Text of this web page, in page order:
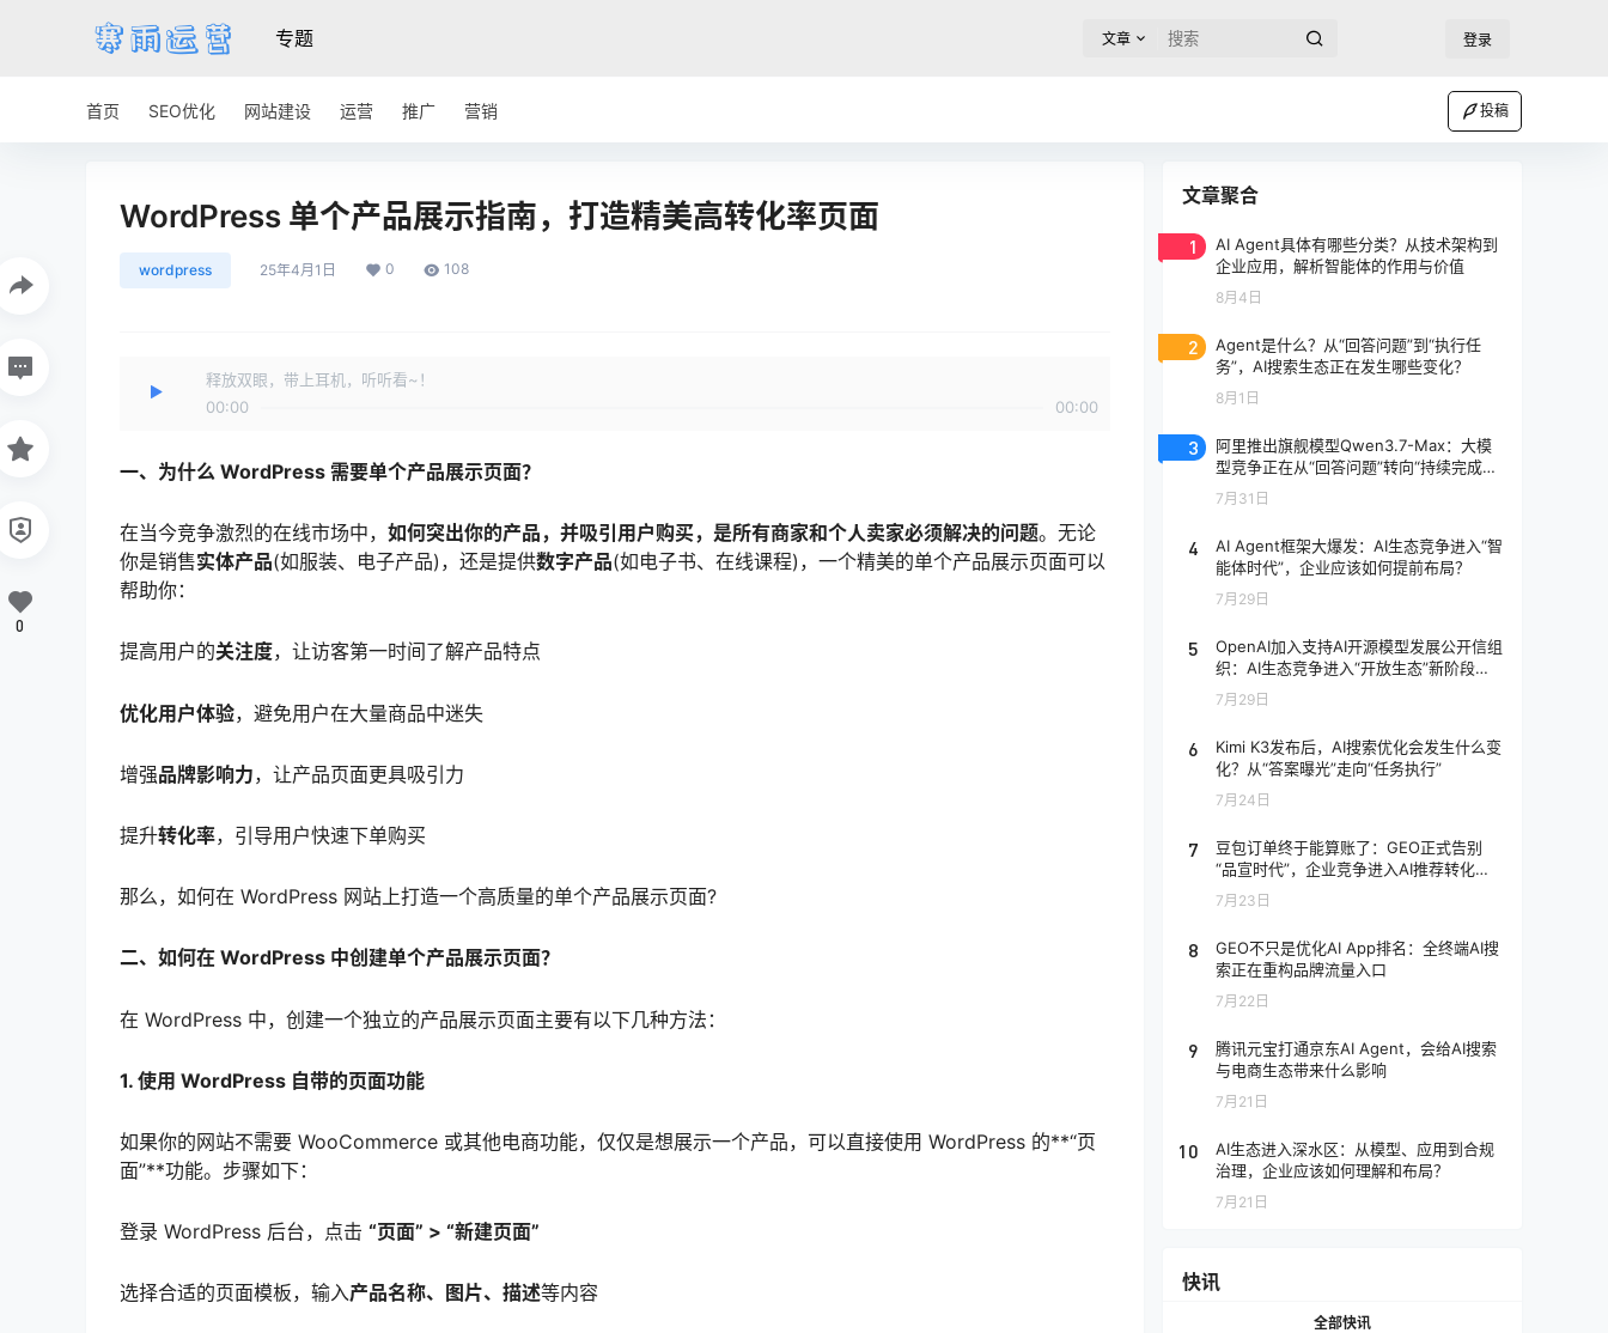
专题 文章 登录
首页 SEO优化 网站建设 运营 推广 营销 投稿
WordPress 单个产品展示指南，打造精美高转化率页面
wordpress 25年4月1日 0 108
释放双眼，带上耳机，听听看~！
00:00
00:00
一、为什么 WordPress 需要单个产品展示页面？
在当今竞争激烈的在线市场中， 如何突出你的产品，并吸引用户购买，是所有商家和个人卖家必须解决的问题。无论
你是销售实体产品(如服装、电子产品)，还是提供数字产品(如电子书、在线课程)，一个精美的单个产品展示页面可以
帮助你：
提高用户的关注度，让访客第一时间了解产品特点
优化用户体验，避免用户在大量商品中迷失
增强品牌影响力，让产品页面更具吸引力
提升转化率，引导用户快速下单购买
那么，如何在 WordPress 网站上打造一个高质量的单个产品展示页面?
二、如何在 WordPress 中创建单个产品展示页面？
在 WordPress 中，创建一个独立的产品展示页面主要有以下几种方法：
1. 使用 WordPress 自带的页面功能
如果你的网站不需要 WooCommerce 或其他电商功能，仅仅是想展示一个产品，可以直接使用 WordPress 的**“页
面”**功能。步骤如下：
登录 WordPress 后台，点击 “页面” > “新建页面”
选择合适的页面模板，输入产品名称、图片、描述等内容
0
文章聚合
1
AI Agent具体有哪些分类？从技术架构到
企业应用，解析智能体的作用与价值
8月4日
2
Agent是什么？从“回答问题”到“执行任
务”，AI搜索生态正在发生哪些变化？
8月1日
3
阿里推出旗舰模型Qwen3.7-Max：大模
型竞争正在从“回答问题”转向“持续完成任
务”
7月31日
4
AI Agent框架大爆发：AI生态竞争进入“智
能体时代”，企业应该如何提前布局？
7月29日
5
OpenAI加入支持AI开源模型发展公开信组
织：AI生态竞争进入“开放生态”新阶段，
企业应该如何应对？
7月29日
6
Kimi K3发布后，AI搜索优化会发生什么变
化？从“答案曝光”走向“任务执行”
7月24日
7
豆包订单终于能算账了：GEO正式告别
“品宣时代”，企业竞争进入AI推荐转化阶
段
7月23日
8
GEO不只是优化AI App排名：全终端AI搜
索正在重构品牌流量入口
7月22日
9
腾讯元宝打通京东AI Agent，会给AI搜索
与电商生态带来什么影响
7月21日
10
AI生态进入深水区：从模型、应用到合规
治理，企业应该如何理解和布局？
7月21日
快讯
全部快讯